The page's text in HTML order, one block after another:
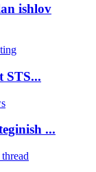
ishlov
STS...
...